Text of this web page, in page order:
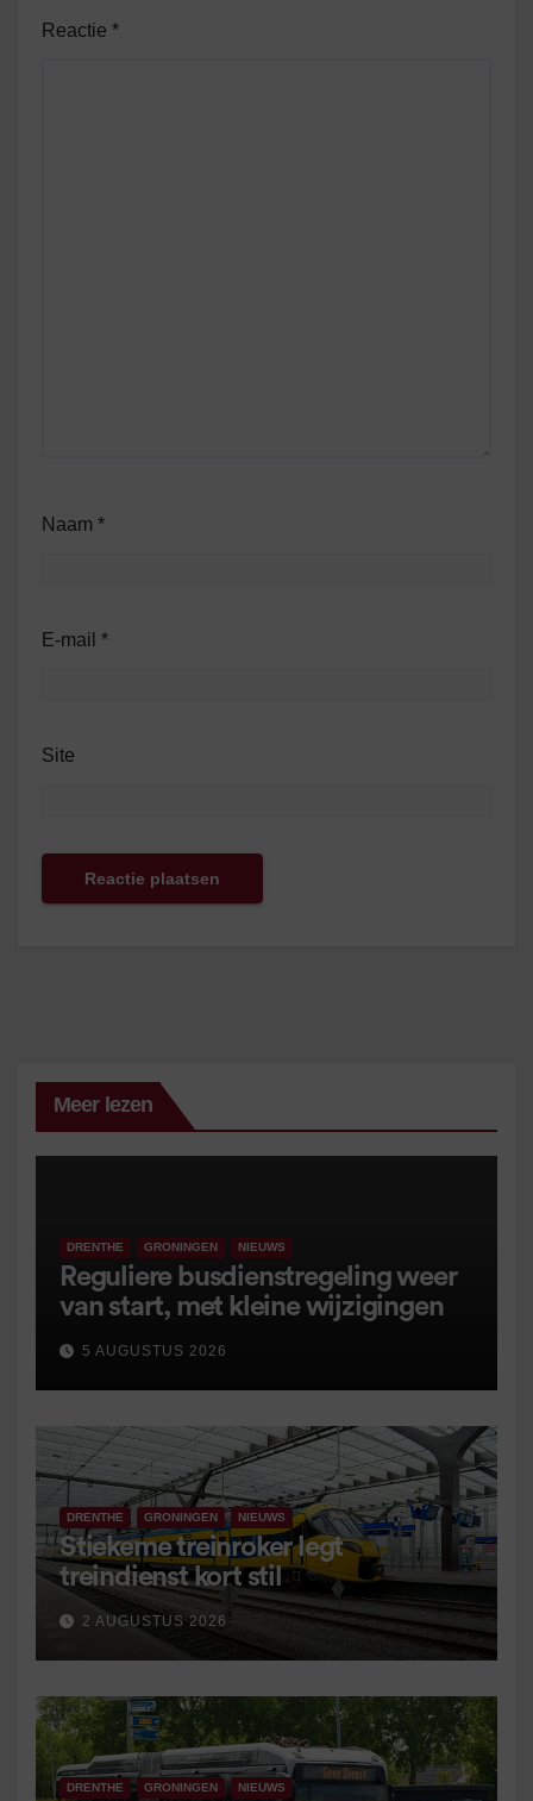
Reactie *
Naam *
E-mail *
Site
Meer lezen
DRENTHE GRONINGEN NIEUWS
Reguliere busdienstregeling weer
van start, met kleine wijzigingen
5 AUGUSTUS 2026
DRENTHE GRONINGEN NIEUWS
Stiekeme treinroker legt
treindienst kort stil
2 AUGUSTUS 2026
DRENTHE GRONINGEN NIEUWS